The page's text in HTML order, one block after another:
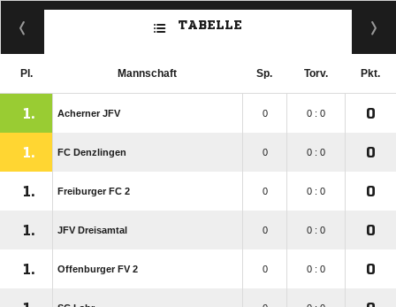
TABELLE
Pl. Mannschaft Sp. Torv. Pkt.
1. Acherner JFV 0 0 : 0 0
1. FC Denzlingen 0 0 : 0 0
1. Freiburger FC 2 0 0 : 0 0
1. JFV Dreisamtal 0 0 : 0 0
1. Offenburger FV 2 0 0 : 0 0